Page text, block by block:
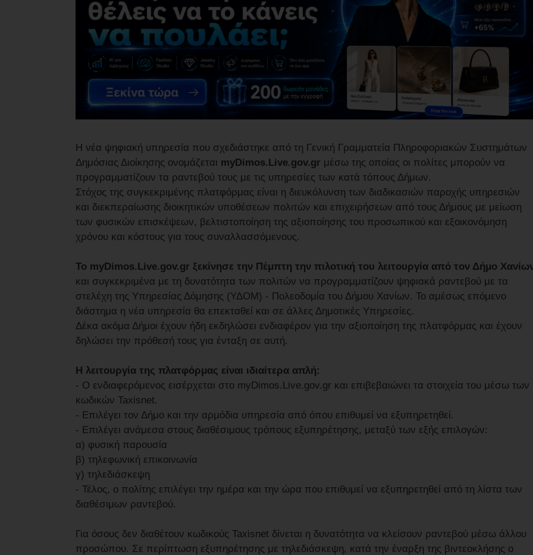
Η νέα ψηφιακή υπηρεσία που σχεδιάστηκε από τη Γενική Γραμματεία Πληροφοριακών Συστημάτων
Δημόσιας Διοίκησης ονομάζεται myDimos.Live.gov.gr μέσω της οποίας οι πολίτες μπορούν να
προγραμματίζουν τα ραντεβού τους με τις υπηρεσίες των κατά τόπους Δήμων.
Στόχος της συγκεκριμένης πλατφόρμας είναι η διευκόλυνση των διαδικασιών παροχής υπηρεσιών
και διεκπεραίωσης διοικητικών υποθέσεων πολιτών και επιχειρήσεων από τους Δήμους με μείωση
των φυσικών επισκέψεων, βελτιστοποίηση της αξιοποίησης του προσωπικού και εξοικονόμηση
χρόνου και κόστους για τους συναλλασσόμενους.
Το myDimos.Live.gov.gr ξεκίνησε την Πέμπτη την πιλοτική του λειτουργία από τον Δήμο
και συγκεκριμένα με τη δυνατότητα των πολιτών να προγραμματίζουν ψηφιακά ραντεβού με τα
στελέχη της Υπηρεσίας Δόμησης (ΥΔΟΜ) - Πολεοδομία του Δήμου Χανίων. Το αμέσως επόμενο
διάστημα η νέα υπηρεσία θα επεκταθεί και σε άλλες Δημοτικές Υπηρεσίες.
Δέκα ακόμα Δήμοι έχουν ήδη εκδηλώσει ενδιαφέρον για την αξιοποίηση της πλατφόρμας και έχουν
δηλώσει την πρόθεσή τους για ένταξη σε αυτή.
Η λειτουργία της πλατφόρμας είναι ιδιαίτερα απλή:
- Ο ενδιαφερόμενος εισέρχεται στο myDimos.Live.gov.gr και επιβεβαιώνει τα στοιχεία του μέσω των
κωδικών Taxisnet.
- Επιλέγει τον Δήμο και την αρμόδια υπηρεσία από όπου επιθυμεί να εξυπηρετηθεί.
- Επιλέγει ανάμεσα στους διαθέσιμους τρόπους εξυπηρέτησης, μεταξύ των εξής επιλογών:
α) φυσική παρουσία
β) τηλεφωνική επικοινωνία
γ) τηλεδιάσκεψη
- Τέλος, ο πολίτης επιλέγει την ημέρα και την ώρα που επιθυμεί να εξυπηρετηθεί από τη λίστα των
διαθέσιμων ραντεβού.
Για όσους δεν διαθέτουν κωδικούς Taxisnet δίνεται η δυνατότητα να κλείσουν ραντεβού μέσω άλλου
προσώπου. Σε περίπτωση εξυπηρέτησης με τηλεδιάσκεψη, κατά την έναρξη της βιντεοκλήσης ο